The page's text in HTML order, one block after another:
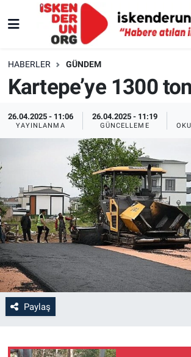
HABERLER GÜNDEM
Kartepe’ye 1300
26.04.2025 - 11:06
YAYINLANMA
26.04.2025 - 11:19
GÜNCELLEME
Paylaş